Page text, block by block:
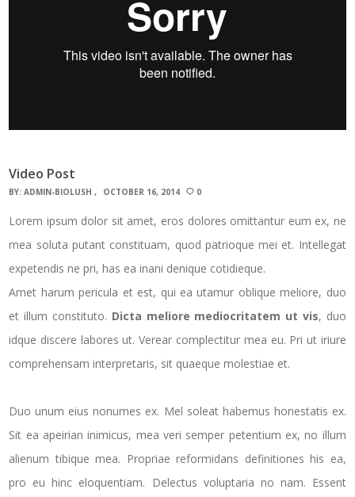
Video Post
BY:ADMIN-BIOLUSH OCTOBER 16, 2014 0
Lorem ipsum dolor sit amet, eros dolores omittantur eum ex, ne
mea soluta putant constituam, quod patrioque mei et. Intellegat
expetendis ne pri, has ea inani denique cotidieque.
Amet harum pericula et est, qui ea utamur oblique meliore, duo
et illum constituto. Dicta meliore mediocritatem ut vis, duo
idque discere labores ut. Verear complectitur mea eu. Pri ut iriure
comprehensam interpretaris, sit quaeque molestiae et.
Duo unum eius nonumes ex. Mel soleat habemus honestatis ex.
Sit ea apeirian inimicus, mea veri semper petentium ex, no illum
alienum tibique mea. Propriae reformidans definitiones his ea,
pro eu hinc eloquentiam. Delectus voluptaria no nam. Essent